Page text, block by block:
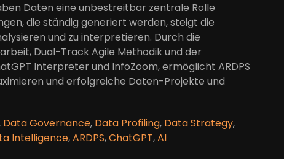
Daten eine unbestreitbar zentrale Rolle
die ständig generiert werden, steigt die
und zu interpretieren. Durch die
Dual-Track Agile Methodik und der
Interpreter und InfoZoom, ermöglicht ARDPS
und erfolgreiche Daten-Projekte und
Data Governance, Data Profiling, Data Strategy,
Intelligence,ARDPS,ChatGPT,AI